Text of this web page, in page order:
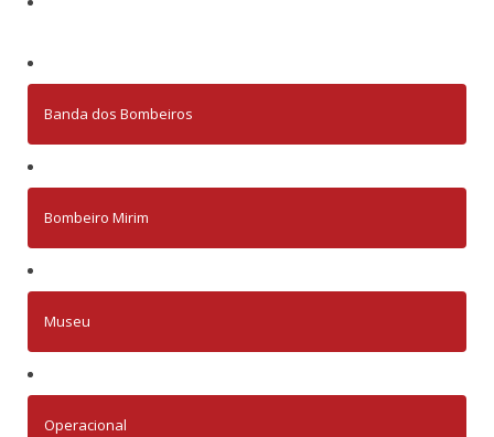
Banda dos Bombeiros
Bombeiro Mirim
Museu
Operacional